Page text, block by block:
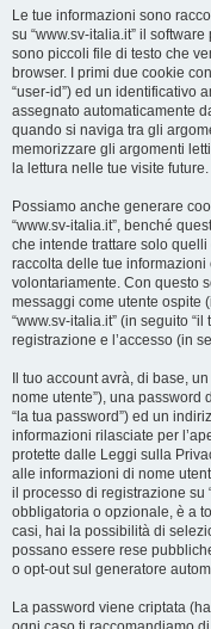
Le tue informazioni sono
su “www.sv-italia.it” il
sono piccoli file di testo che
browser. I primi due cookie
“user-id”) ed un identificativo
assegnato automaticamente
quando si naviga tra gli
memorizzare gli argomenti
la lettura nelle tue visite future.
Possiamo anche generare
“www.sv-italia.it”, benché
che intende trattare solo
raccolta delle tue
volontariamente. Con questo
messaggi come utente ospite
“www.sv-italia.it” (in seguito
registrazione e l’accesso (in
Il tuo account avrà, di base,
nome utente”), una password
“la tua password”) ed un
informazioni rilasciate per
protette dalle Leggi sulla
alle informazioni di nome
il processo di registrazione su
obbligatoria o opzionale, è a
casi, hai la possibilità di
possano essere rese
o opt-out sul generatore
La password viene criptata